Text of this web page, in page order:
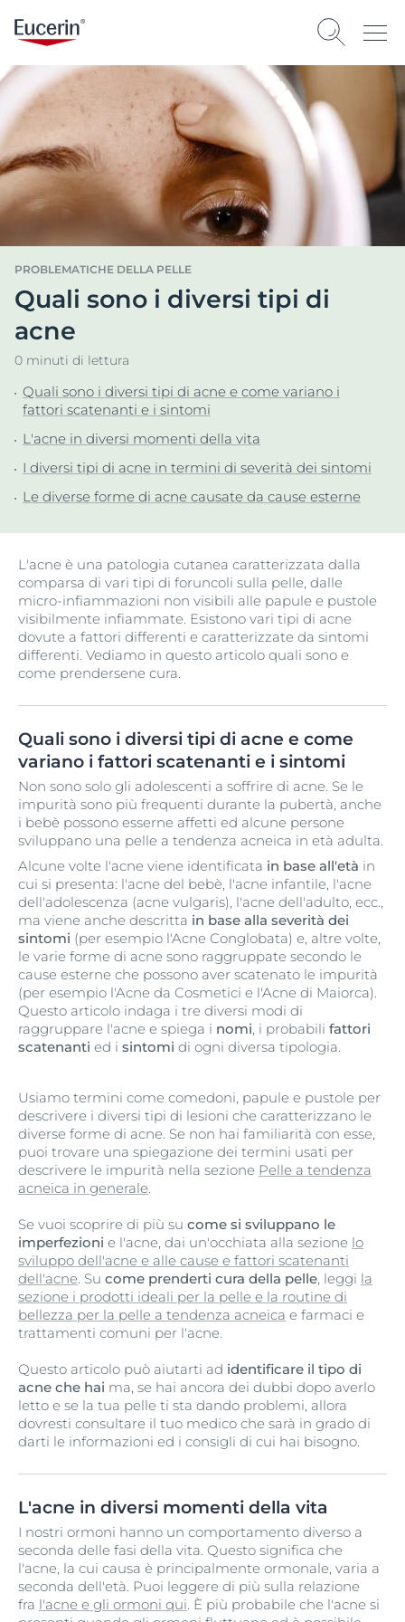
PROBLEMATICHE DELLA PELLE
Quali sono i diversi tipi di
acne
0 minuti di lettura
Quali sono i diversi tipi di acne e come variano i
fattori scatenanti e i sintomi
L'acne in diversi momenti della vita
I diversi tipi di acne in termini di severità dei sintomi
Le diverse forme di acne causate da cause esterne
L'acne è una patologia cutanea caratterizzata dalla
comparsa di vari tipi di foruncoli sulla pelle, dalle
micro-infiammazioni non visibili alle papule e pustole
visibilmente infiammate. Esistono vari tipi di acne
dovute a fattori differenti e caratterizzate da sintomi
differenti. Vediamo in questo articolo quali sono e
come prendersene cura.
Quali sono i diversi tipi di acne e come
variano i fattori scatenanti e i sintomi
Non sono solo gli adolescenti a soffrire di acne. Se le
impurità sono più frequenti durante la pubertà, anche
i bebè possono esserne affetti ed alcune persone
sviluppano una pelle a tendenza acneica in età adulta.
Alcune volte l'acne viene identificata in base all'età in
cui si presenta: l'acne del bebè, l'acne infantile, l'acne
dell'adolescenza (acne vulgaris), l'acne dell'adulto, ecc.,
ma viene anche descritta in base alla severità dei
sintomi (per esempio l'Acne Conglobata) e, altre volte,
le varie forme di acne sono raggruppate secondo le
cause esterne che possono aver scatenato le impurità
(per esempio l'Acne da Cosmetici e l'Acne di Maiorca).
Questo articolo indaga i tre diversi modi di
raggruppare l'acne e spiega i nomi, i probabili fattori
scatenanti ed i sintomi di ogni diversa tipologia.
Usiamo termini come comedoni, papule e pustole per
descrivere i diversi tipi di lesioni che caratterizzano le
diverse forme di acne. Se non hai familiarità con esse,
puoi trovare una spiegazione dei termini usati per
descrivere le impurità nella sezione Pelle a tendenza
acneica in generale.
Se vuoi scoprire di più su come si sviluppano le
imperfezioni e l'acne, dai un'occhiata alla sezione lo
sviluppo dell'acne e alle cause e fattori scatenanti
dell'acne. Su come prenderti cura della pelle, leggi la
sezione i prodotti ideali per la pelle e la routine di
bellezza per la pelle a tendenza acneica e farmaci e
trattamenti comuni per l'acne.
Questo articolo può aiutarti ad identificare il tipo di
acne che hai ma, se hai ancora dei dubbi dopo averlo
letto e se la tua pelle ti sta dando problemi, allora
dovresti consultare il tuo medico che sarà in grado di
darti le informazioni ed i consigli di cui hai bisogno.
L'acne in diversi momenti della vita
I nostri ormoni hanno un comportamento diverso a
seconda delle fasi della vita. Questo significa che
l'acne, la cui causa è principalmente ormonale, varia a
seconda dell'età. Puoi leggere di più sulla relazione
fra l'acne e gli ormoni qui. È più probabile che l'acne si